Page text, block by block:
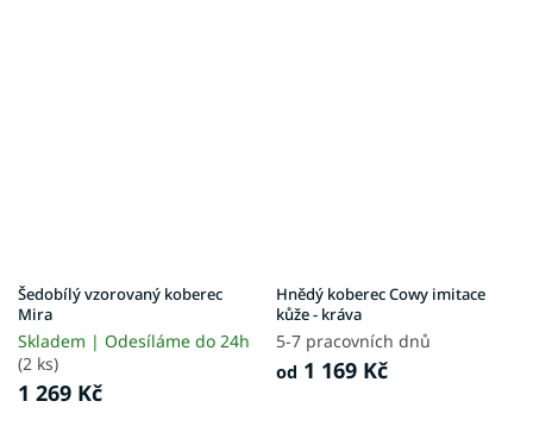
Šedobílý vzorovaný koberec
Mira
Skladem | Odesíláme do 24h
(2 ks)
1 269 Kč
Hnědý koberec Cowy imitace
kůže - kráva
5-7 pracovních dnů
od 1 169 Kč